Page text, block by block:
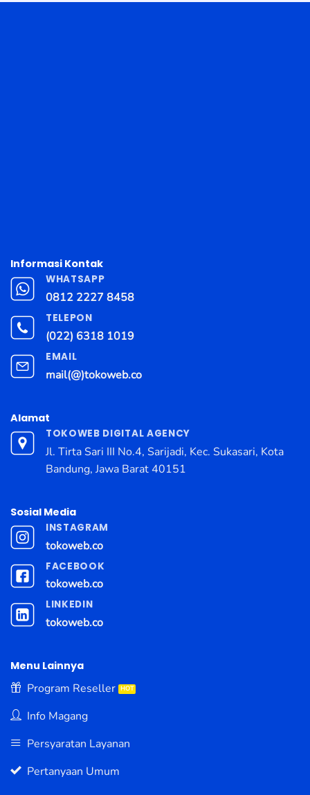
Informasi Kontak
WHATSAPP
0812 2227 8458
TELEPON
(022) 6318 1019
EMAIL
mail(@)tokoweb.co
Alamat
TOKOWEB DIGITAL AGENCY
Jl. Tirta Sari III No.4, Sarijadi, Kec. Sukasari, Kota
Bandung, Jawa Barat 40151
Sosial Media
INSTAGRAM
tokoweb.co
FACEBOOK
tokoweb.co
LINKEDIN
tokoweb.co
Menu Lainnya
Program Reseller
Info Magang
Persyaratan Layanan
Pertanyaan Umum